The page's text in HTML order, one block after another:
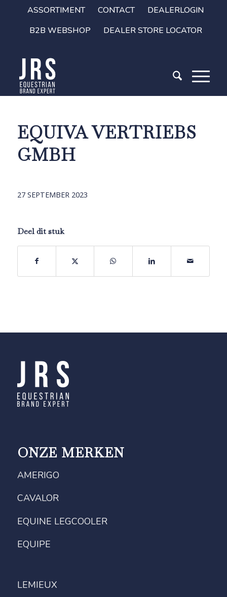
ASSORTIMENT CONTACT
DEALERLOGIN
B2B WEBSHOP
DEALER STORE LOCATOR
EQUIVA VERTRIEBS
GMBH
27 SEPTEMBER 2023
Deel dit stuk
ONZE MERKEN
AMERIGO
CAVALOR
EQUINE LEGCOOLER
EQUIPE
LEMIEUX